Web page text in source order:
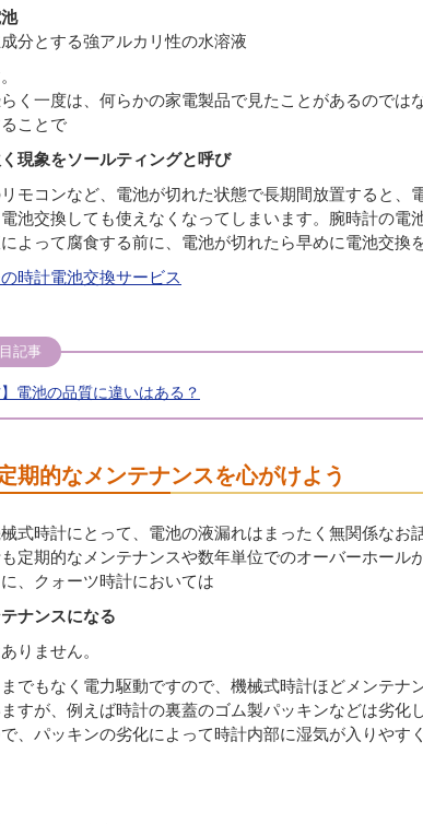
分とする強アルカリ性の水溶液
く一度は、何らかの家電製品で見たことがあるのでは
ことで
現象をソールティングと呼び
モコンなど、電池が切れた状態で長期間放置すると、
池交換しても使えなくなってしまいます。腕時計の電
よって腐食する前に、電池が切れたら早めに電池交換
時計電池交換サービス
記事
電池の品質に違いはある？
期的なメンテナンスを心がけよう
式時計にとって、電池の液漏れはまったく無関係なお
定期的なメンテナンスや数年単位でのオーバーホール
、クォーツ時計においては
ナンスになる
りません。
でもなく電力駆動ですので、機械式時計ほどメンテナ
すが、例えば時計の裏蓋のゴム製パッキンなどは劣化
、パッキンの劣化によって時計内部に湿気が入りやすく